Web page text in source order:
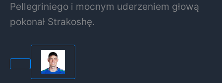
Pellegriniego i mocnym uderzeniem głową
pokonał Strakoshę.